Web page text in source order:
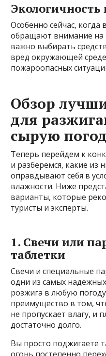
Экологичность
Особенно сейчас, когда
обращают внимание на
важно выбирать
вред окружающей
пожароопасных
Обзор
для
сырую
Теперь перейдем к
и разберемся, какие из
оправдывают себя в
влажности. Ниже
варианты, которые
туристы и эксперты.
1. Свечи или
таблетки
Свечи и специальные
одни из самых
розжига в любую
преимущество в том,
не пропускает влагу, и
достаточно долго.
Вы просто поджигаете